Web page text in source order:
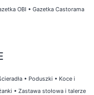
OBI • Gazetka Castorama
• Poduszki • Koce i
• Zastawa stołowa i talerze